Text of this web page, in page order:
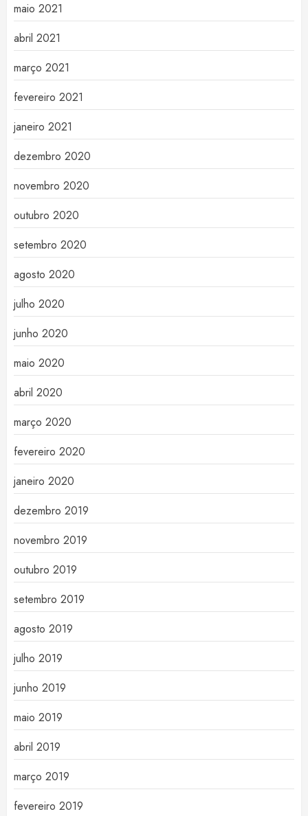
maio 2021
abril 2021
março 2021
fevereiro 2021
janeiro 2021
dezembro 2020
novembro 2020
outubro 2020
setembro 2020
agosto 2020
julho 2020
junho 2020
maio 2020
abril 2020
março 2020
fevereiro 2020
janeiro 2020
dezembro 2019
novembro 2019
outubro 2019
setembro 2019
agosto 2019
julho 2019
junho 2019
maio 2019
abril 2019
março 2019
fevereiro 2019